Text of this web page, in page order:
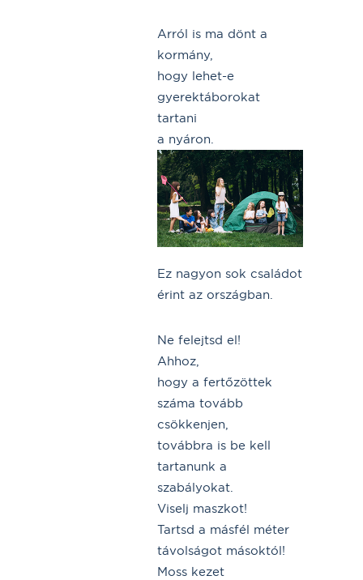
Arról is ma dönt a
kormány,
hogy lehet-e
gyerektáborokat
tartani
a nyáron.
Ez nagyon sok családot
érint az országban.
Ne felejtsd el!
Ahhoz,
hogy a fertőzöttek
száma tovább
csökkenjen,
továbbra is be kell
tartanunk a
szabályokat.
Viselj maszkot!
Tartsd a másfél méter
távolságot másoktól!
Moss kezet